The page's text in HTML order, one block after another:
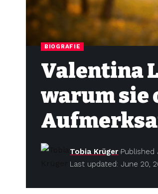
BIOGRAFIE
Valentina
warum sie
Last updated: June 20,
Tobia Krüger Published